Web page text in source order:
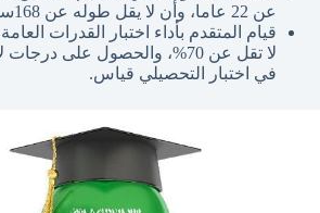
عن 22 عاما، وأن لا يقل طوله عن 168سم.
قيام المتقدم بأداء اختبار القدرات
في اختبار التحصيلي قياس.